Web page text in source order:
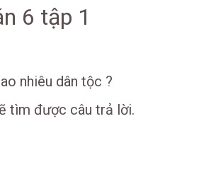
6 tập 1
nhiêu dân tộc ?
tìm được câu trả lời.